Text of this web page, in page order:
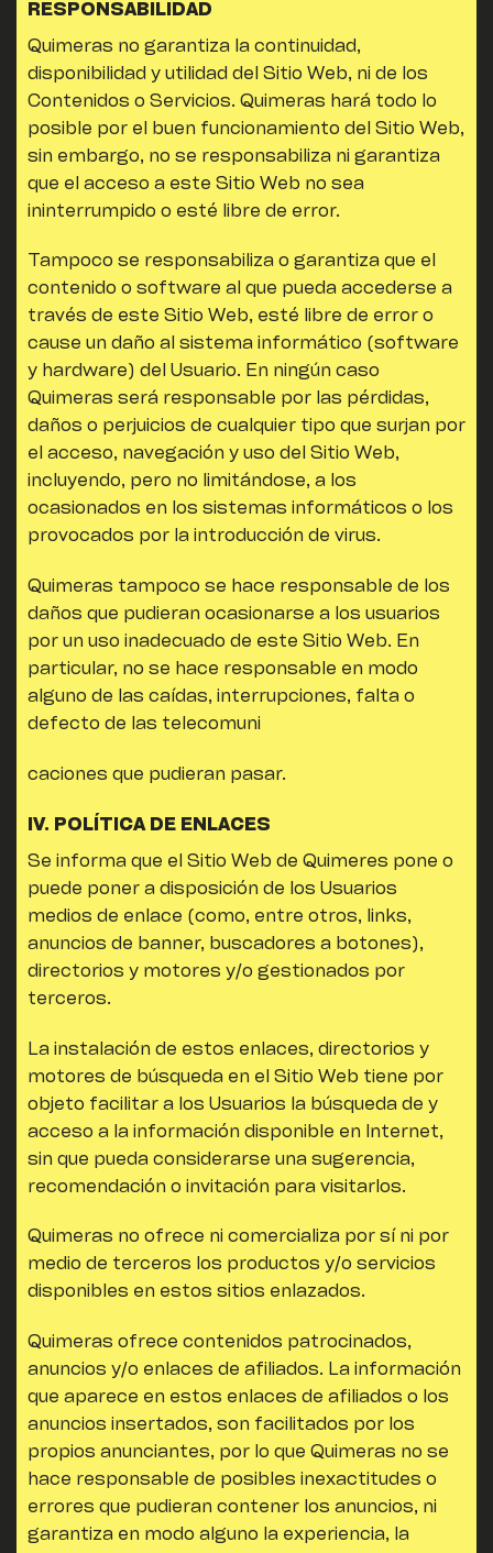
RESPONSABILIDAD
Quimeras no garantiza la continuidad,
disponibilidad y utilidad del Sitio Web, ni de los
Contenidos o Servicios. Quimeras hará todo lo
posible por el buen funcionamiento del Sitio Web,
sin embargo, no se responsabiliza ni garantiza
que el acceso a este Sitio Web no sea
ininterrumpido o esté libre de error.
Tampoco se responsabiliza o garantiza que el
contenido o software al que pueda accederse a
través de este Sitio Web, esté libre de error o
cause un daño al sistema informático (software
y hardware) del Usuario. En ningún caso
Quimeras será responsable por las pérdidas,
daños o perjuicios de cualquier tipo que surjan por
el acceso, navegación y uso del Sitio Web,
incluyendo, pero no limitándose, a los
ocasionados en los sistemas informáticos o los
provocados por la introducción de virus.
Quimeras tampoco se hace responsable de los
daños que pudieran ocasionarse a los usuarios
por un uso inadecuado de este Sitio Web. En
particular, no se hace responsable en modo
alguno de las caídas, interrupciones, falta o
defecto de las telecomuni
caciones que pudieran pasar.
IV. POLÍTICA DE ENLACES
Se informa que el Sitio Web de Quimeres pone o
puede poner a disposición de los Usuarios
medios de enlace (como, entre otros, links,
anuncios de banner, buscadores a botones),
directorios y motores y/o gestionados por
terceros.
La instalación de estos enlaces, directorios y
motores de búsqueda en el Sitio Web tiene por
objeto facilitar a los Usuarios la búsqueda de y
acceso a la información disponible en Internet,
sin que pueda considerarse una sugerencia,
recomendación o invitación para visitarlos.
Quimeras no ofrece ni comercializa por sí ni por
medio de terceros los productos y/o servicios
disponibles en estos sitios enlazados.
Quimeras ofrece contenidos patrocinados,
anuncios y/o enlaces de afiliados. La información
que aparece en estos enlaces de afiliados o los
anuncios insertados, son facilitados por los
propios anunciantes, por lo que Quimeras no se
hace responsable de posibles inexactitudes o
errores que pudieran contener los anuncios, ni
garantiza en modo alguno la experiencia, la